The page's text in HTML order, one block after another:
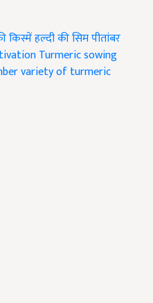
किस्मेंहल्दी की सिम पीतांबर
Turmeric sowing
variety of turmeric